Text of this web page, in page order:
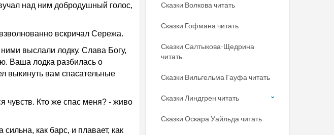
над ним добродушный голос,
вскричал Сережа.
выслали лодку. Слава Богу,
Ваша лодка разбилась о
выкинуть вам спасательные
чувств. Кто же спас меня? - живо
как барс, и плавает, как
Сказки Волкова читать
Сказки Гофмана читать
Сказки Салтыкова-Щедрина
читать
Сказки Вильгельма Гауфа читать
Сказки Линдгрен читать
Сказки Оскара Уайльда читать